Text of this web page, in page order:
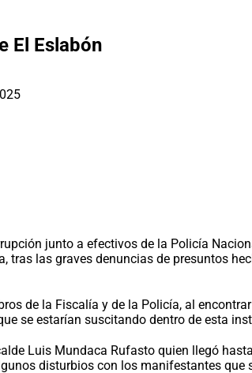
El Eslabón
junto a efectivos de la Policía
tras las graves denuncias de presuntos
de la Fiscalía y de la Policía, al
se estarían suscitando dentro de esta
Luis Mundaca Rufasto quien llegó
disturbios con los manifestantes